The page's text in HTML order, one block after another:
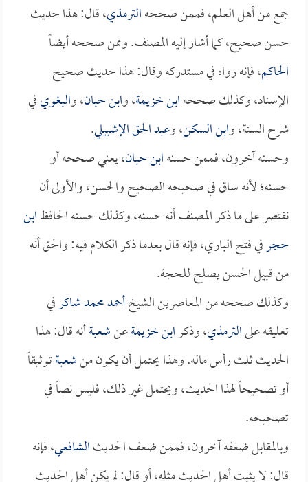
جمع من أهل العلم، فممن صححهالترمذي، قال: هذا حديث
حسن صحيح، كما أشار إليه المصنف. وممن صححه أيضاً
الحاكم، فإنه رواه في مستدركه وقال: هذا حديث صحيح
الإسناد، وكذلك صححهابن خزيمة، وابن حبان، والبغويفي
شرح السنة، وابن السكن، وعبد الحق الإشبيلي.
وحسنه آخرون، فممن حسنهابن حبان، يعني صححه أو
حسنه؛ لأنه ساق في صحيحه الصحيح والحسن، والأولى أن
نقتصر على ما ذكر المصنف أنه حسنه، وكذلك حسنه الحافظابن
حجرفي فتح الباري، فإنه قال بعدما ذكر الكلام فيه: والحق أنه
من قبيل الحسن يصلح للحجة.
وكذلك صححه من المعاصرين الشيخأحمد محمد شاكرفي
تعليقه علىالترمذي، وذكرابن خزيمةعنشعبةأنه قال: هذا
الحديث ثلث رأس ماله. وهذا يحتمل أن يكون منشعبةتوثيقاً
أو تصحيحاً لهذا الحديث، ويحتمل غير ذلك، فليس نصاً في
تصحيحه.
وبالمقابل ضعفه آخرون، فممن ضعف الحديثالشافعي، فإنه